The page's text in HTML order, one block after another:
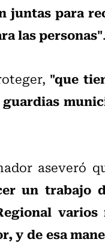
juntas para
las personas".
"que
aseveró
un trabajo
y de esa